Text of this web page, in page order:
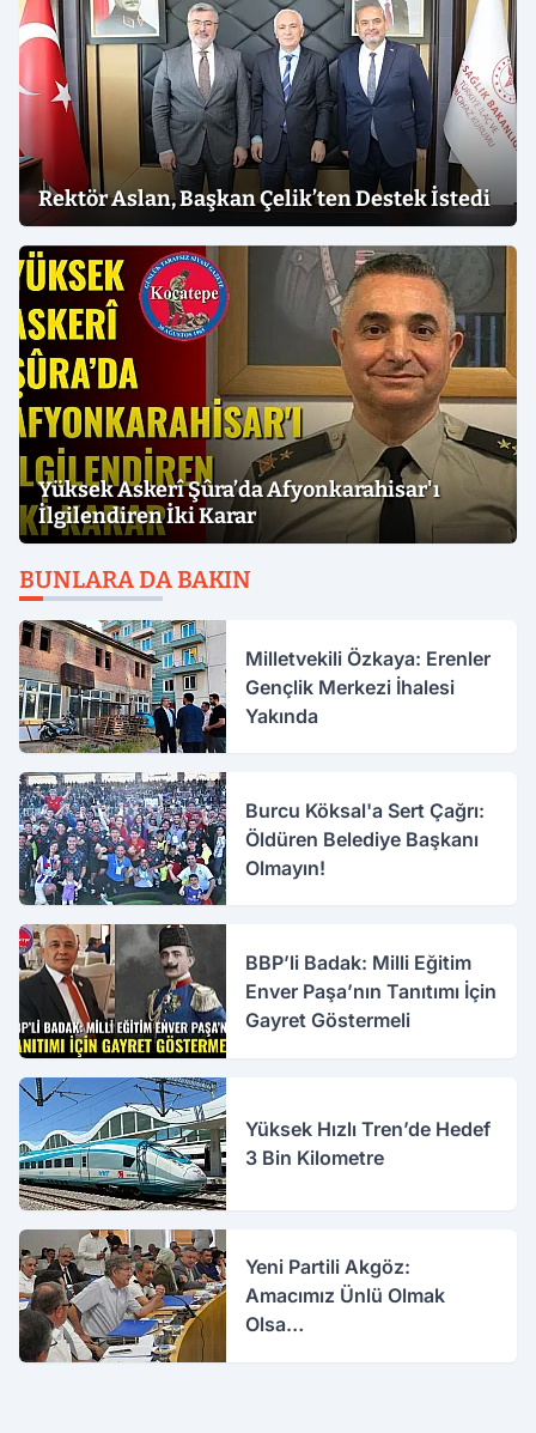
Rektör Aslan, Başkan Çelik’ten Destek İstedi
Yüksek Askerî Şûra’da Afyonkarahisar'ı
İlgilendiren İki Karar
BUNLARA DA BAKIN
Milletvekili Özkaya: Erenler
Gençlik Merkezi İhalesi
Yakında
Burcu Köksal'a Sert Çağrı:
Öldüren Belediye Başkanı
Olmayın!
BBP’li Badak: Milli Eğitim
Enver Paşa’nın Tanıtımı İçin
Gayret Göstermeli
Yüksek Hızlı Tren’de Hedef
3 Bin Kilometre
Yeni Partili Akgöz:
Amacımız Ünlü Olmak
Olsa…